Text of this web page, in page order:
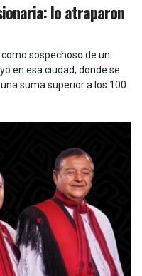
lo atraparon
sospechoso de un
en esa ciudad, donde se
suma superior a los 100